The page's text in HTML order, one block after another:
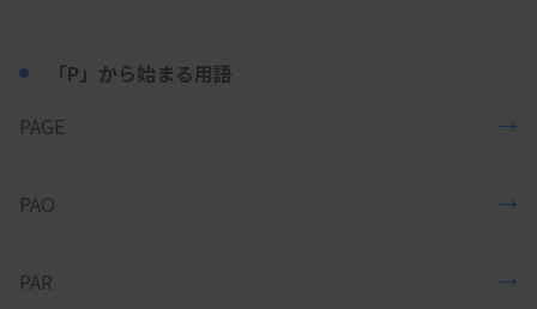
「P」から始まる用語
PAGE
→
PAO →
PAR →